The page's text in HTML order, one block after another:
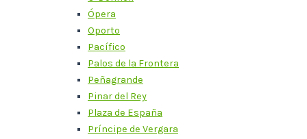
Ópera
Oporto
Pacífico
Palos de la Frontera
Peñagrande
Pinar del Rey
Plaza de España
Príncipe de Vergara